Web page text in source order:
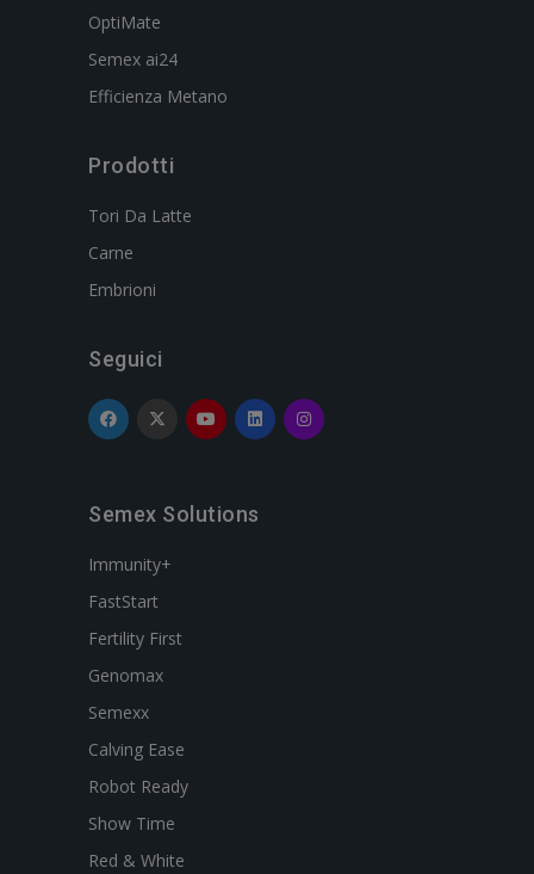
OptiMate
Semex ai24
Efficienza Metano
Prodotti
Tori Da Latte
Carne
Embrioni
Seguici
Semex Solutions
Immunity+
FastStart
Fertility First
Genomax
Semexx
Calving Ease
Robot Ready
Show Time
Red & White